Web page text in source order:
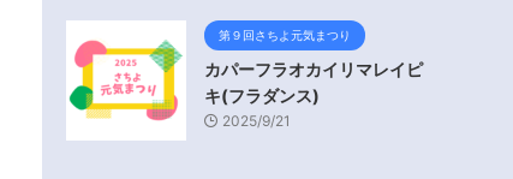
第９回さちよ元気まつり
カパーフラオカイリマレイピ
キ(フラダンス)
2025/9/21